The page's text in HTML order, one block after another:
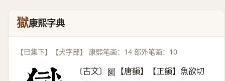
獄康熙字典
【巳集下】【犬字部】 康熙笔画：14 部外笔画：10
〔古文〕 𡈭
【唐韻】【正韻】魚欲切